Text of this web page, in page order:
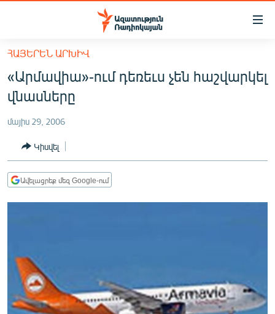
Մատչելիության
հիմնական
բովանդակությանը
Անցնել
հիմնական
մենյուին
ՀԱՅԱՍՏԱՆ
ՔԱՂԱՔԱԿԱՆ
ԸՆՏՐՈՒԹՅՈՒՆՆԵՐ 2026
ԻՐԱՎՈՒՆՔ
ՀԱՍԱՐԱԿՈՒԹՅՈՒՆ
ՏԱՐԱԾԱՇՐՋԱՆ
ՄԻՋԱԶԳԱՅԻՆ
ՄՇԱԿՈՒՅԹ
ՀԱՅԵՐԵՆ ԱՐԽԻՎ
«Արմավիա»-ում դեռեւս չեն հաշվարկել
վնասները
մայիս 29, 2006
Կիսվել
Ավելացրեք մեզ Google-ում